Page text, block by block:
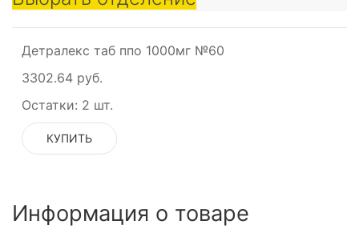
Детралекс таб ппо 1000мг №60
3302.64 руб.
Остатки: 2 шт.
КУПИТЬ
Информация о товаре